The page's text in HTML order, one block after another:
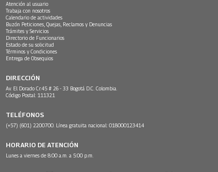
Atención al usuario
Trabaja con nosotros
Calendario de actividades
Buzón Peticiones, Quejas, Reclamos y Denuncias
Trámites y Servicios
Directorio de Funcionarios
Estado de su solicitud
Términos y Condiciones
Entrega de Obsequios
DIRECCIÓN
Av. El Dorado Cr.45 # 26 - 33 Bogotá D.C. Colombia.
Código Postal: 111321
TELÉFONOS
(+57) (601) 2200700. Línea gratuita nacional: 018000123414
HORARIO DE ATENCIÓN
Lunes a viernes de 8:00 a.m. a 5:00 p.m.